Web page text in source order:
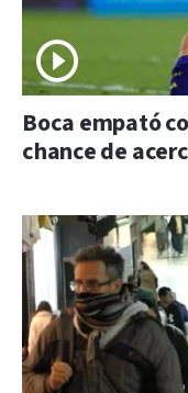
Boca empató
chance de